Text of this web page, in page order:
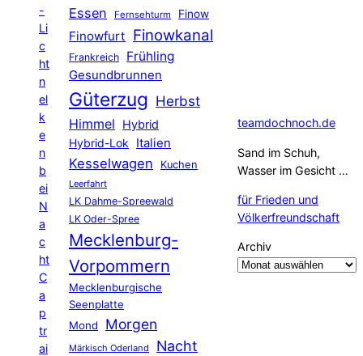
-
Li
c
ht
n
el
k
e
n
b
ei
N
a
c
ht
C
a
p
tr
ai
Essen Fernsehturm Finow
Finowfurt Finowkanal
Frankreich Frühling
Gesundbrunnen
Güterzug Herbst
Himmel
Hybrid
Hybrid-Lok Italien
Kesselwagen Kuchen
Leerfahrt
LK Dahme-Spreewald
LK Oder-Spree
Mecklenburg-
Vorpommern
Mecklenburgische
Seenplatte
Mond
Morgen
Märkisch Oderland Nacht
teamdochnoch.de
Sand im Schuh,
Wasser im Gesicht …
für Frieden und
Völkerfreundschaft
Archiv